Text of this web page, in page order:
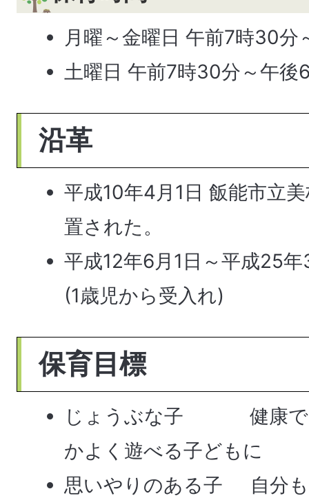
月曜～金曜日 午前7時30分
土曜日 午前7時30分～午後
沿革
平成10年4月1日 飯能市立
置された。
平成12年6月1日～平成25
(1歳児から受入れ)
保育目標
じょうぶな子 健康で
かよく遊べる子どもに
思いやりのある子 自分も